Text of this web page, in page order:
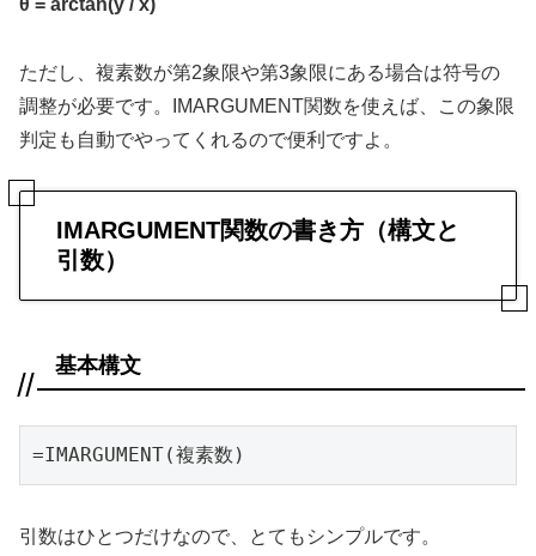
ただし、複素数が第2象限や第3象限にある場合は符号の
調整が必要です。IMARGUMENT関数を使えば、この象限
判定も自動でやってくれるので便利ですよ。
IMARGUMENT関数の書き方（構文と
引数）
基本構文
=IMARGUMENT(複素数)
引数はひとつだけなので、とてもシンプルです。